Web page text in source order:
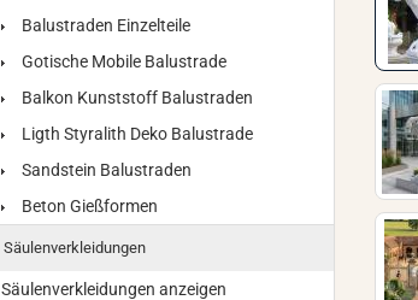
Balustraden Einzelteile
Gotische Mobile Balustrade
Balkon Kunststoff Balustraden
Ligth Styralith Deko Balustrade
Sandstein Balustraden
Beton Gießformen
Säulenverkleidungen
Säulenverkleidungen anzeigen